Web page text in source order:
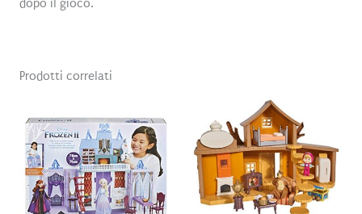
dopo il gioco.
Prodotti correlati